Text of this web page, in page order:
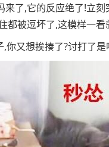
来了,它的反应绝了!立
都被逗坏了,这模样一看
你又想挨揍了?讨打了是